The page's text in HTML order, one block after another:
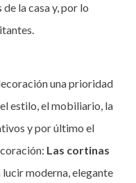
la casa y, por lo
una prioridad
estilo, el mobiliario, la
y por último el
Las cortinas
lucir moderna, elegante